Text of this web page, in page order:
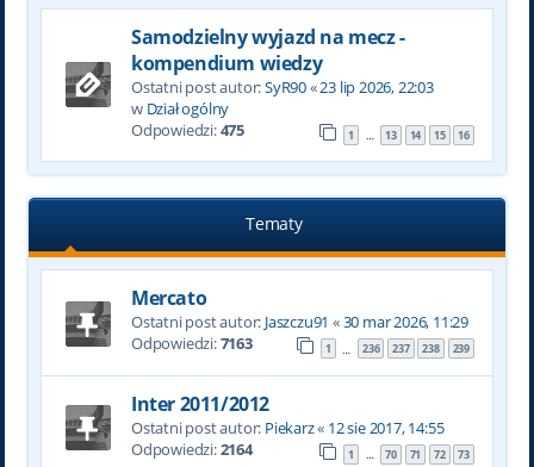
Samodzielny wyjazd na mecz -
kompendium wiedzy
Ostatni post autor:SyR90«23 lip 2026, 22:03
w Dział ogólny
Odpowiedzi:475 1 … 13 14 15 16
Tematy
Mercato
Ostatni post autor: Jaszczu91 «30 mar 2026, 11:29
Odpowiedzi:7163 1 … 236 237 238 239
Inter 2011/2012
Ostatni post autor: Piekarz« 12 sie 2017, 14:55
Odpowiedzi:2164 1 … 70 71 72 73